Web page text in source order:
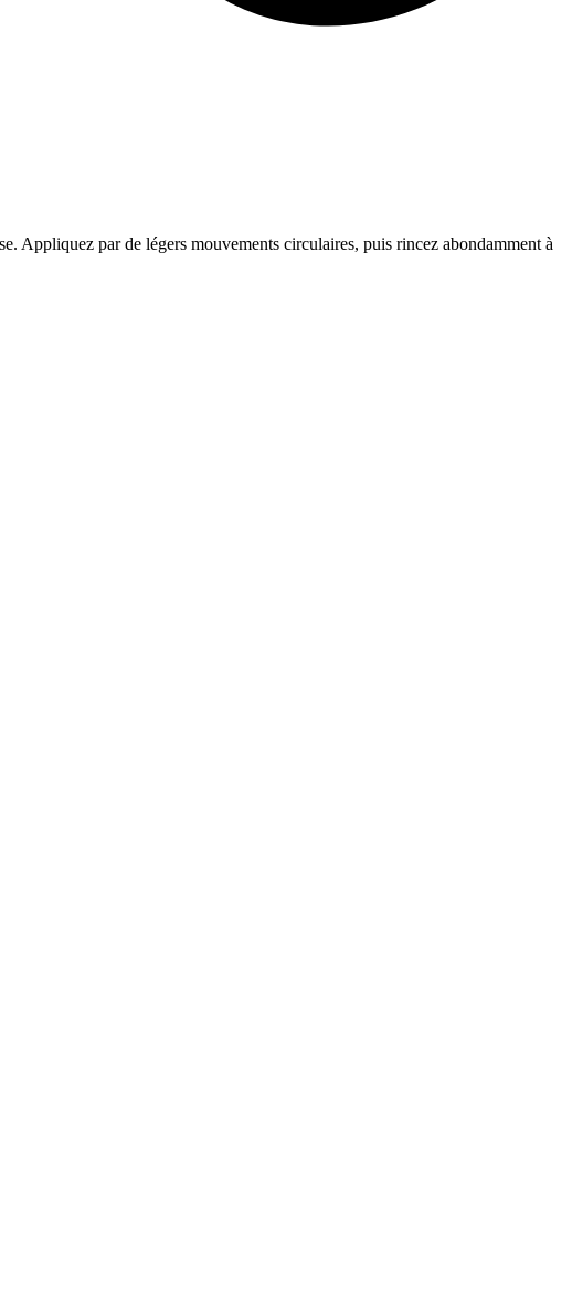
Appliquez par de légers mouvements circulaires, puis rincez abondamment à